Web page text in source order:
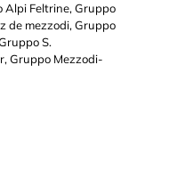
Alpi Feltrine, Gruppo
de mezzodi, Gruppo
S.
Gruppo Mezzodi-